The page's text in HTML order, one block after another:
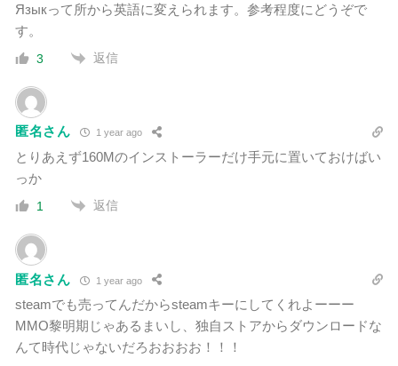
Языкって所から英語に変えられます。参考程度にどうぞで
す。
3 返信
匿名さん 1 year ago
とりあえず160Mのインストーラーだけ手元に置いておけばい
っか
1 返信
匿名さん 1 year ago
steamでも売ってんだからsteamキーにしてくれよーーー
MMO黎明期じゃあるまいし、独自ストアからダウンロードな
んて時代じゃないだろおおおお！！！